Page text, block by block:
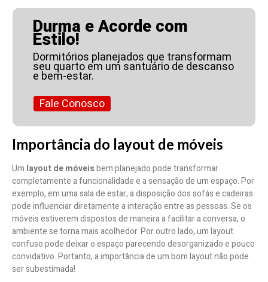
Durma e Acorde com
Estilo!
Dormitórios planejados que transformam
seu quarto em um santuário de descanso
e bem-estar.
Fale Conosco
Importância do layout de móveis
Um layout de móveisbem planejado pode transformar
completamente a funcionalidade e a sensação de um espaço. Por
exemplo, em uma sala de estar, a disposição dos sofás e cadeiras
pode influenciar diretamente a interação entre as pessoas. Se os
móveis estiverem dispostos de maneira a facilitar a conversa, o
ambiente se torna mais acolhedor. Por outro lado, um layout
confuso pode deixar o espaço parecendo desorganizado e pouco
convidativo. Portanto, a importância de um bom layout não pode
ser subestimada!